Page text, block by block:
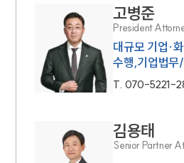
고병준
President
대규모 기업·
수행,기업법
T. 070-5221-
김용태
Senior Partner